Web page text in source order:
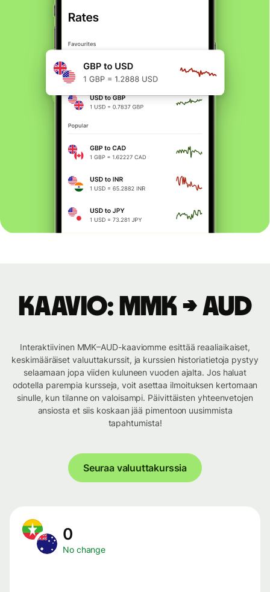
Kaavio: MMK → AUD
Interaktiivinen MMK–AUD-kaaviomme esittää reaaliaikaiset,
keskimääräiset valuuttakurssit, ja kurssien historiatietoja pystyy
selaamaan jopa viiden kuluneen vuoden ajalta. Jos haluat
odotella parempia kursseja, voit asettaa ilmoituksen kertomaan
sinulle, kun tilanne on valoisampi. Päivittäisten yhteenvetojen
ansiosta et siis koskaan jää pimentoon uusimmista
tapahtumista!
Seuraa valuuttakurssia
0
No change